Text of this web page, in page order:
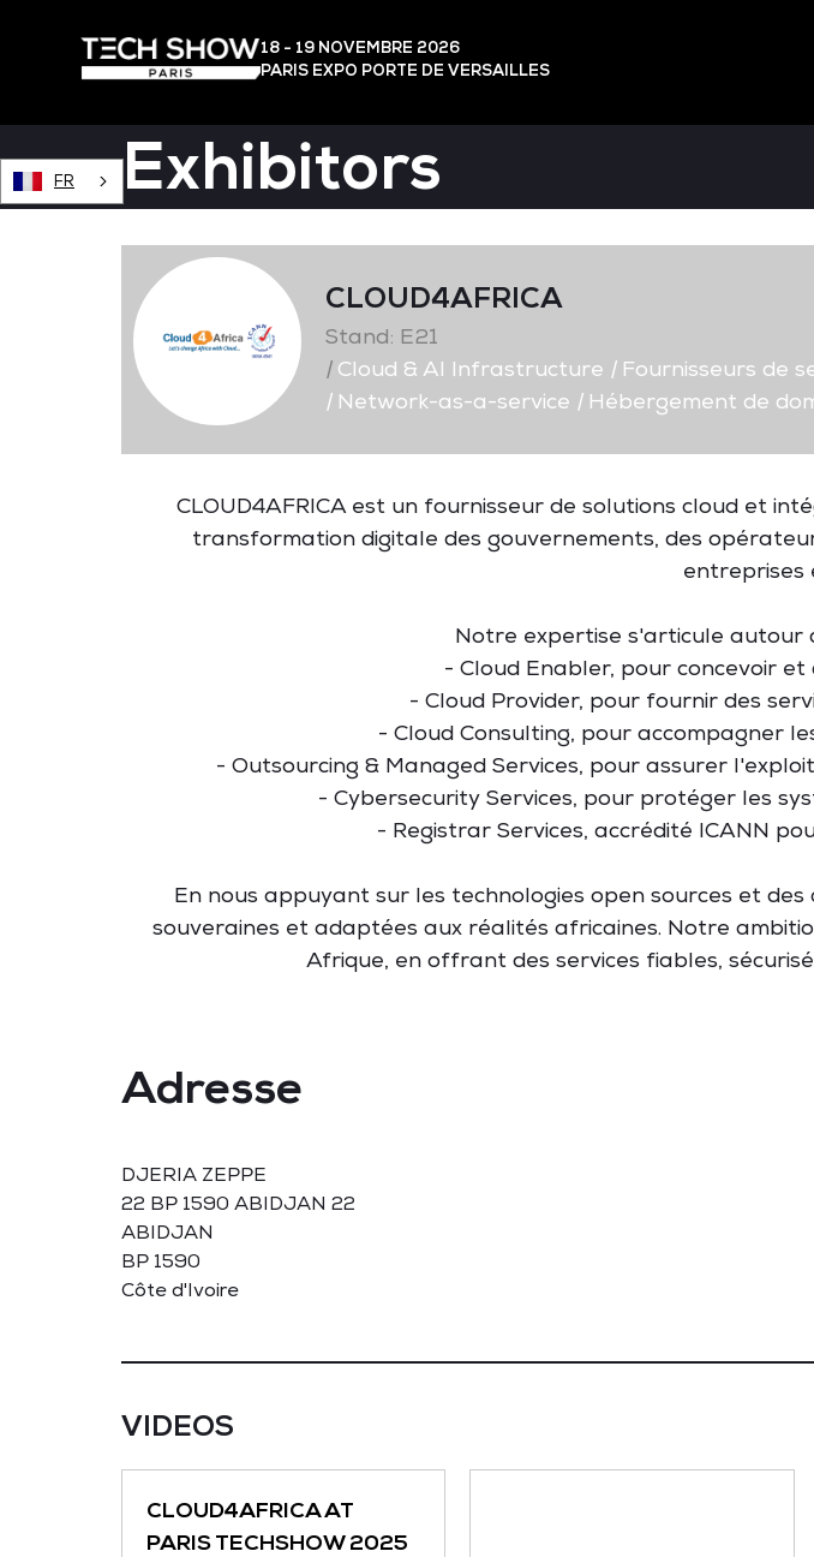
18 - 19 NOVEMBRE 2026
PARIS EXPO PORTE DE VERSAILLES
FR Exhibitors
CLOUD4AFRICA
Stand: E21
|Cloud & AI Infrastructure |Fournisseurs de
|Network-as-a-service |Hébergement de
CLOUD4AFRICA est un fournisseur de solutions cloud et
transformation digitale des gouvernements, des
entreprises
Notre expertise s'articule autour
- Cloud Enabler, pour concevoir
- Cloud Provider, pour fournir des
- Cloud Consulting, pour accompagner
- Outsourcing & Managed Services, pour assurer
- Cybersecurity Services, pour protéger les
- Registrar Services, accrédité ICANN
En nous appuyant sur les technologies open sources et
souveraines et adaptées aux réalités africaines. Notre
Afrique, en offrant des services fiables,
Adresse
DJERIA ZEPPE
22 BP 1590 ABIDJAN 22
ABIDJAN
BP 1590
Côte d'Ivoire
VIDEOS
CLOUD4AFRICA AT
PARIS TECHSHOW 2025